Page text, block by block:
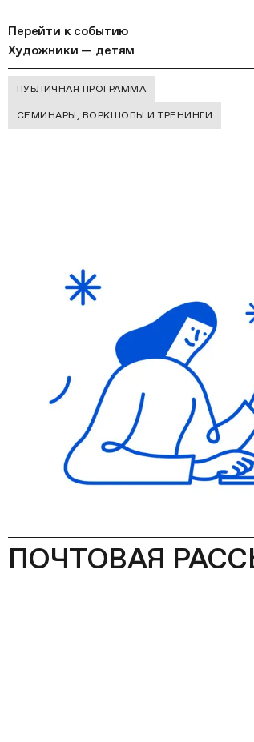
Перейти к событию
Художники — детям
ПУБЛИЧНАЯ ПРОГРАММА
СЕМИНАРЫ, ВОРКШОПЫ И ТРЕНИНГИ
ПОЧТОВАЯ